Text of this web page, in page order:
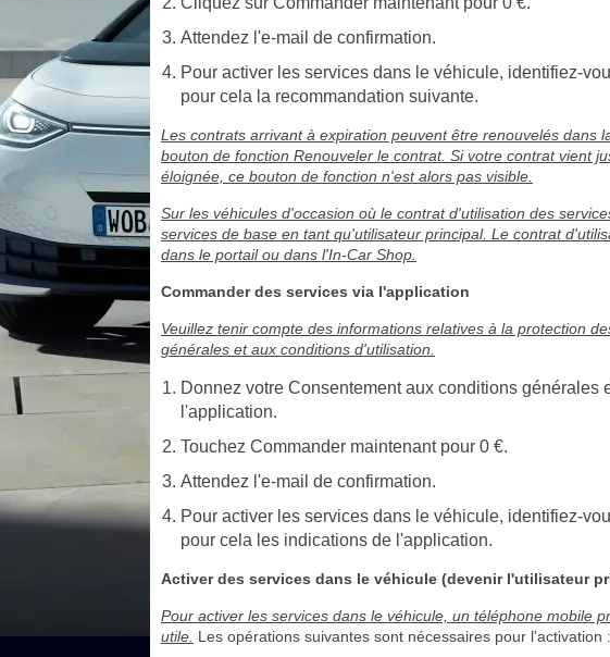
Attendez l'e-mail de confirmation.
Pour activer les services dans le véhicule, identifiez-
pour cela la recommandation suivante.
Les contrats arrivant à expiration peuvent être renouvelés dans
bouton de fonction Renouveler le contrat. Si votre contrat vient
éloignée, ce bouton de fonction n'est alors pas visible.
Sur les véhicules d'occasion où le contrat d'utilisation des
services de base en tant qu'utilisateur principal. Le contrat
dans le portail ou dans l'In-Car Shop.
Commander des services via l'application
Veuillez tenir compte des informations relatives à la protection
générales et aux conditions d'utilisation.
Donnez votre Consentement aux conditions générales
l'application.
Touchez Commander maintenant pour 0 €.
Attendez l'e-mail de confirmation.
Pour activer les services dans le véhicule, identifiez-
pour cela les indications de l'application.
Activer des services dans le véhicule (devenir l'utilisateur
Pour activer les services dans le véhicule, un téléphone mobile
utile. Les opérations suivantes sont nécessaires pour l'activation :